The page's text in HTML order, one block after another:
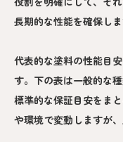
長期的な性能を確保しま
代表的な塗料の性能目
す。下の表は一般的な
標準的な保証目安をま
や環境で変動しますが